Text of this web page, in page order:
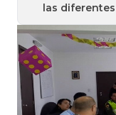
las